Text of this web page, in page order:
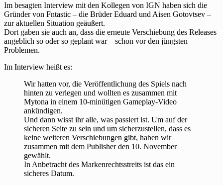
Im besagten Interview mit den Kollegen von IGN haben sich die
Gründer von Fntastic – die Brüder Eduard und Aisen Gotovtsev –
zur aktuellen Situation geäußert.
Dort gaben sie auch an, dass die erneute Verschiebung des Releases
angeblich so oder so geplant war – schon vor den jüngsten
Problemen.
Im Interview heißt es:
Wir hatten vor, die Veröffentlichung des Spiels nach
hinten zu verlegen und wollten es zusammen mit
Mytona in einem 10-minütigen Gameplay-Video
ankündigen.
Und dann wisst ihr alle, was passiert ist. Um auf der
sicheren Seite zu sein und um sicherzustellen, dass es
keine weiteren Verschiebungen gibt, haben wir
zusammen mit dem Publisher den 10. November
gewählt.
In Anbetracht des Markenrechtsstreits ist das ein
sicheres Datum.